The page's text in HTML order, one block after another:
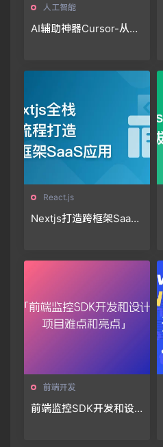
人工智能
AI辅助神器Cursor-从0
React.js
Nextjs打造跨框架SaaS
前端开发
前端监控SDK开发和设